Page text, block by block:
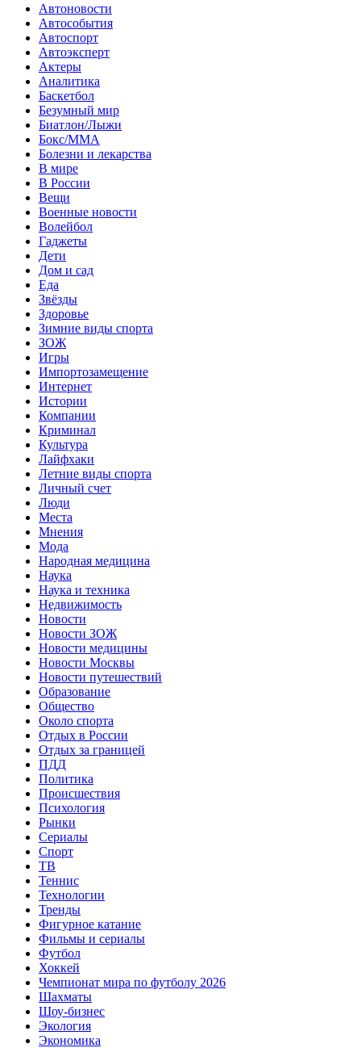
Автоновости
Автособытия
Автоспорт
Автоэксперт
Актеры
Аналитика
Баскетбол
Безумный мир
Биатлон/Лыжи
Бокс/MMA
Болезни и лекарства
В мире
В России
Вещи
Военные новости
Волейбол
Гаджеты
Дети
Дом и сад
Еда
Звёзды
Здоровье
Зимние виды спорта
ЗОЖ
Игры
Импортозамещение
Интернет
Истории
Компании
Криминал
Культура
Лайфхаки
Летние виды спорта
Личный счет
Люди
Места
Мнения
Мода
Народная медицина
Наука
Наука и техника
Недвижимость
Новости
Новости ЗОЖ
Новости медицины
Новости Москвы
Новости путешествий
Образование
Общество
Около спорта
Отдых в России
Отдых за границей
ПДД
Политика
Происшествия
Психология
Рынки
Сериалы
Спорт
ТВ
Теннис
Технологии
Тренды
Фигурное катание
Фильмы и сериалы
Футбол
Хоккей
Чемпионат мира по футболу 2026
Шахматы
Шоу-бизнес
Экология
Экономика